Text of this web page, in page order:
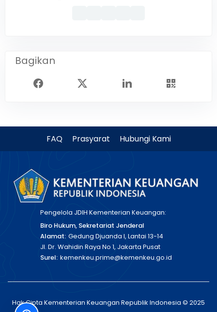
Bagikan
FAQ Prasyarat Hubungi Kami
Pengelola JDIH Kementerian Keuangan:
Biro Hukum, Sekretariat Jenderal
Alamat: Gedung Djuanda I, Lantai 13-14
Jl. Dr. Wahidin Raya No 1, Jakarta Pusat
Surel: kemenkeu.prime@kemenkeu.go.id
Hak Cipta Kementerian Keuangan Republik Indonesia © 2025